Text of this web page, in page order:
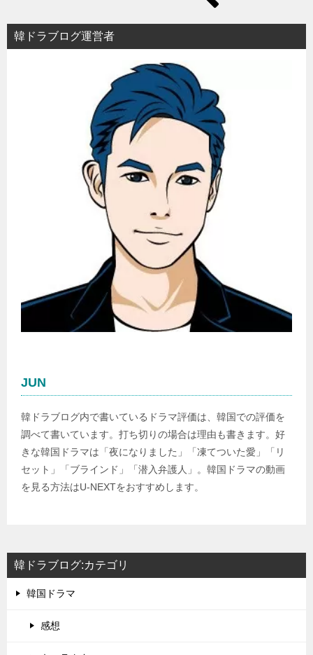
ョ
ン
韓ドラブログ運営者
JUN
韓ドラブログ内で書いているドラマ評価は、韓国での評価を
調べて書いています。打ち切りの場合は理由も書きます。好
きな韓国ドラマは「夜になりました」「凍てついた愛」「リ
セット」「ブラインド」「潜入弁護人」。韓国ドラマの動画
を見る方法はU-NEXTをおすすめします。
韓ドラブログ:カテゴリ
韓国ドラマ
感想